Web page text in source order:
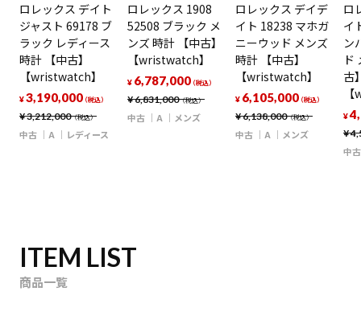
ロレックス デイト
ジャスト 69178 ブ
ラック レディース
時計 【中古】
【wristwatch】
¥3,212,000（税込）
¥3,190,000（税込）
中古 A レディース
ロレックス 1908
52508 ブラック メ
ンズ 時計 【中古】
【wristwatch】
¥6,831,000（税込）
¥ 6,787,000（税込）
中古 A メンズ
ロレックス デイデ
イト 18238 マホガ
ニーウッド メンズ
時計 【中古】
【wristwatch】
¥6,138,000（税込）
¥ 6,105,000（税込）
中古 A メンズ
ロ
イ
ン
ド
古
¥
¥
中古
ITEM LIST
商品一覧